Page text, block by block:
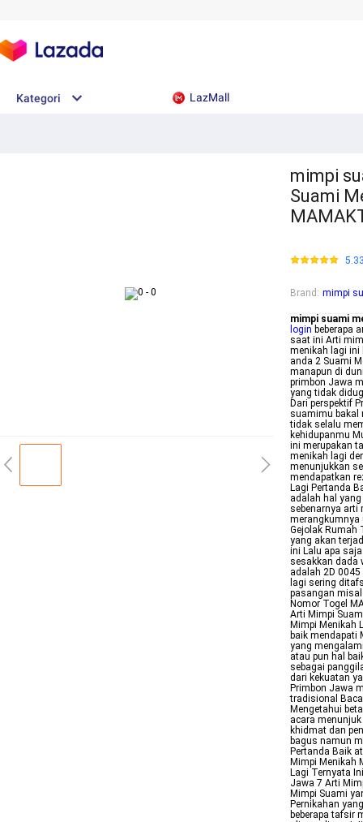
Kategori LazMall
mimpi
Suami
Brand : mimpi
mimpi suami
login beberapa
saat ini Arti
menikah lagi ini
anda 2 Suami
manapun di
primbon Jawa
yang tidak
Dari perspektif
suamimu bakal
tidak selalu
kehidupanmu
ini merupakan
menikah lagi
menunjukkan
mendapatkan
Lagi Pertanda
adalah hal
sebenarnya arti
merangkumnya
Gejolak Rumah
yang akan
ini Lalu apa
sesakkan dada
adalah 2D
lagi sering
pasangan misal
Nomor Togel
Arti Mimpi
Mimpi Menikah
baik mendapati
yang
atau pun hal
sebagai
dari kekuatan
Primbon Jawa
tradisional
Mengetahui
acara
khidmat dan
bagus namun
Pertanda Baik
Mimpi Menikah
Lagi Ternyata
Jawa 7 Arti
Mimpi Suami
Pernikahan
beberapa tafsir